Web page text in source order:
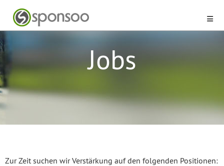
Jobs
Zur Zeit suchen wir Verstärkung auf den folgenden Positionen: